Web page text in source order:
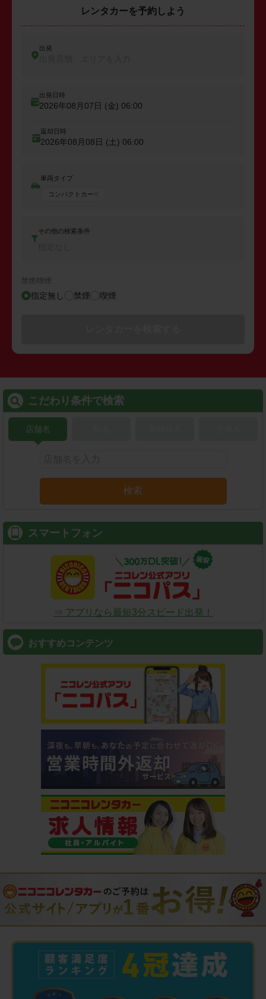
レンタカーを予約しよう
出発
出発日時
2026年08月07日 (金) 06:00
返却日時
2026年08月08日 (土) 06:00
車両タイプ
コンパクトカー
その他の検索条件
禁煙/喫煙
指定無し 禁煙 喫煙
こだわり条件で検索
店舗名
検索
スマートフォン
⇒ アプリなら最短3分スピード出発！
おすすめコンテンツ